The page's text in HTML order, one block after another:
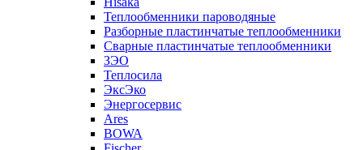
Теплообменники пароводяные
Разборные пластинчатые теплообменники
Сварные пластинчатые теплообменники
ЗЭО
Теплосила
ЭксЭко
Энергосервис
Ares
BOWA